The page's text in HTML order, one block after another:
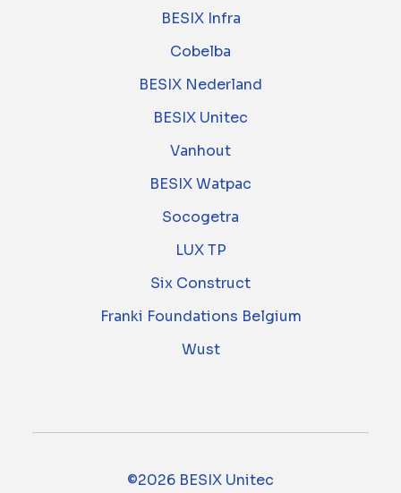
BESIX Infra
Cobelba
BESIX Nederland
BESIX Unitec
Vanhout
BESIX Watpac
Socogetra
LUX TP
Six Construct
Franki Foundations Belgium
Wust
©2026 BESIX Unitec